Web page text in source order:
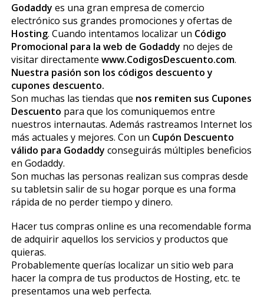
Godaddy es una gran empresa de comercio
electrónico sus grandes promociones y ofertas de
Hosting. Cuando intentamos localizar un Código
Promocional para la web de Godaddy no dejes de
visitar directamente www.CodigosDescuento.com.
Nuestra pasión son los códigos descuento y
cupones descuento.
Son muchas las tiendas que nos remiten sus Cupones
Descuento para que los comuniquemos entre
nuestros internautas. Además rastreamos Internet los
más actuales y mejores. Con un Cupón Descuento
válido para Godaddy conseguirás múltiples beneficios
en Godaddy.
Son muchas las personas realizan sus compras desde
su tabletsin salir de su hogar porque es una forma
rápida de no perder tiempo y dinero.
Hacer tus compras online es una recomendable forma
de adquirir aquellos los servicios y productos que
quieras.
Probablemente querías localizar un sitio web para
hacer la compra de tus productos de Hosting, etc. te
presentamos una web perfecta.